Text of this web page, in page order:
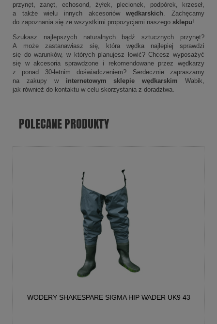
przynęt, zanęt, echosond, żyłek, plecionek, podpórek, krzeseł,
a także wielu innych akcesoriówwędkarskich . Zachęcamy
do zapoznania się ze wszystkimi propozycjami naszego sklepu!
Szukasz najlepszych naturalnych bądź sztucznych przynęt?
A może zastanawiasz się, która wędka najlepiej sprawdzi
się do warunków, w których planujesz łowić? Chcesz wyposażyć
się w akcesoria sprawdzone i rekomendowane przez wędkarzy
z ponad 30-letnim doświadczeniem? Serdecznie zapraszamy
na zakupy w internetowym sklepie wędkarskim Wabik,
jak również do kontaktu w celu skorzystania z doradztwa.
POLECANE PRODUKTY
WODERY SHAKESPARE SIGMA HIP WADER UK9 43